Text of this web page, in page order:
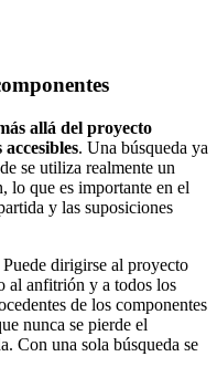
allá del proyecto
. Una búsqueda ya
se utiliza realmente un
lo que es importante en el
y las suposiciones
dirigirse al proyecto
al anfitrión y a todos los
de los componentes
nunca se pierde el
Con una sola búsqueda se